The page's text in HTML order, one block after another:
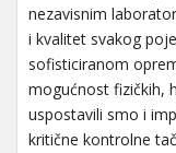
nezavisnim
i kvalitet svakog
sofisticiranom
mogućnost fizičkih,
uspostavili smo i
kritične kontrolne